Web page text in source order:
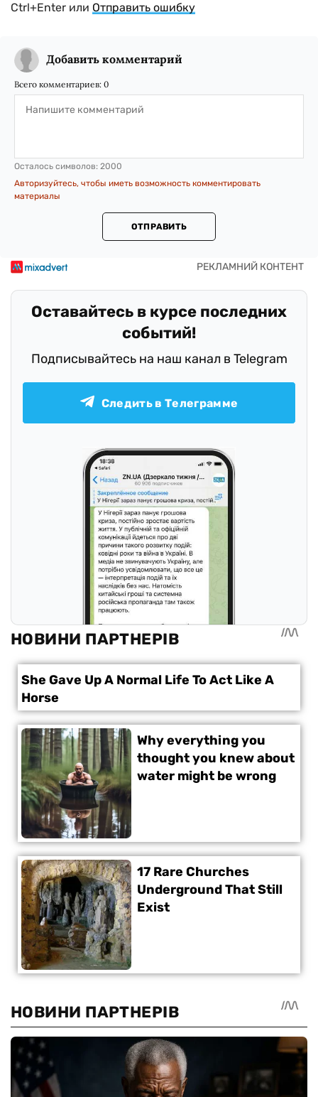
Ctrl+Enter или Отправить ошибку
Добавить комментарий
Всего комментариев: 0
Осталось символов: 2000
Авторизуйтесь, чтобы иметь возможность комментировать
материалы
ОТПРАВИТЬ
Оставайтесь в курсе последних
событий!
Подписывайтесь на наш канал в Telegram
Следить в Телеграмме